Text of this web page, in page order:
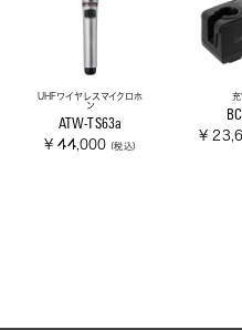
UHFワイヤレスマイクロホ
ン
ATW-TS63a
¥ 44,000 (税込)
¥